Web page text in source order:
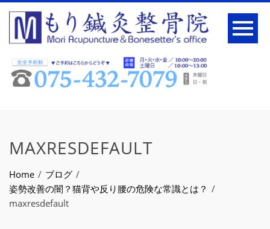
MAXRESDEFAULT
Home
ブログ
姿勢改善の闇？猫背や反り腰の危険な常識とは？
maxresdefault